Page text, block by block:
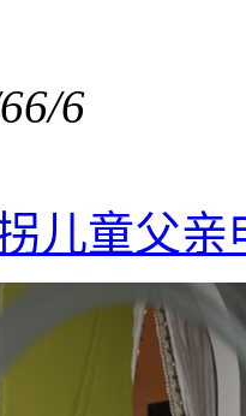
6/6
儿童父